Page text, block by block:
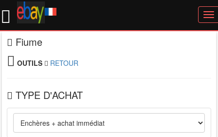
Fiume
OUTILS RETOUR
TYPE D'ACHAT